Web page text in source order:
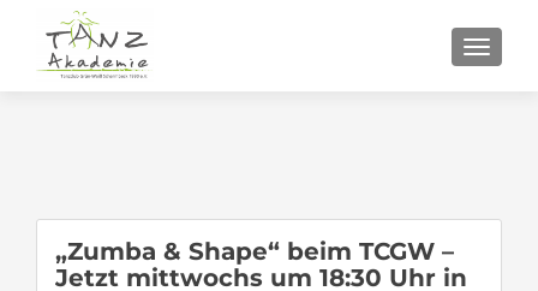
„Zumba & Shape“ beim TCGW –
Jetzt mittwochs um 18:30 Uhr in